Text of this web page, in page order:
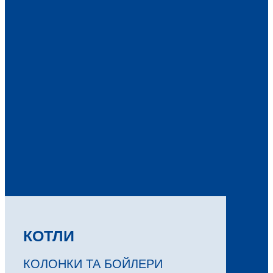
КОТЛИ
КОЛОНКИ ТА БОЙЛЕРИ